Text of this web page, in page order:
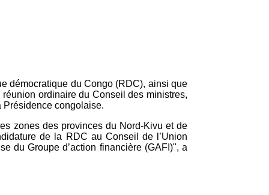
démocratique du Congo (RDC), ainsi que
ordinaire du Conseil des ministres,
Présidence congolaise.
zones des provinces du Nord-Kivu et de
de la RDC au Conseil de l’Union
du Groupe d’action financière (GAFI)", a